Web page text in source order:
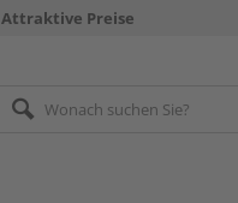
Attraktive Preise